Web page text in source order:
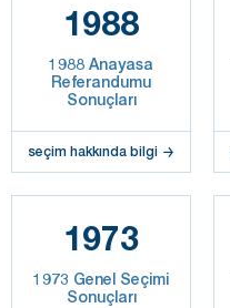
1988
1988 Anayasa
Referandumu
Sonuçları
seçim hakkında bilgi
1973
1973 Genel Seçimi
Sonuçları